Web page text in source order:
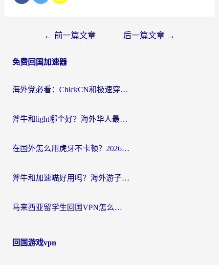
导
← 前一篇文章 后一篇文章 →
免费回国加速器
海外党必看：ChickCN和极速穿梭VPN好用吗？3招教你选对回国加速器无缝刷国内资源
斧牛和light哪个好？海外华人最关心的回国加速器选择难题，一篇讲透
在国外怎么用虎牙不卡顿？2026海外华人亲测有效的回国加速器选择指南
斧牛和加速喵好用吗？海外游子的真实选择困境
马来西亚留学生回国VPN怎么选？3个避坑点+1款实测好用的加速器推荐
回国游戏vpn